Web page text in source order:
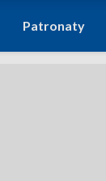
Patronaty